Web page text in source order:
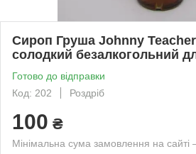
Сироп Груша Johnny
солодкий безалкогольний
Готово до відправки
Код: 202
Роздріб
100 ₴
Мінімальна сума замовлення на